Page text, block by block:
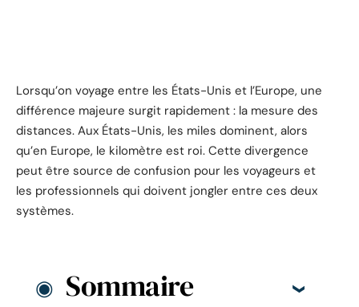
Lorsqu’on voyage entre les États-Unis et l’Europe, une
différence majeure surgit rapidement : la mesure des
distances. Aux États-Unis, les miles dominent, alors
qu’en Europe, le kilomètre est roi. Cette divergence
peut être source de confusion pour les voyageurs et
les professionnels qui doivent jongler entre ces deux
systèmes.
Sommaire